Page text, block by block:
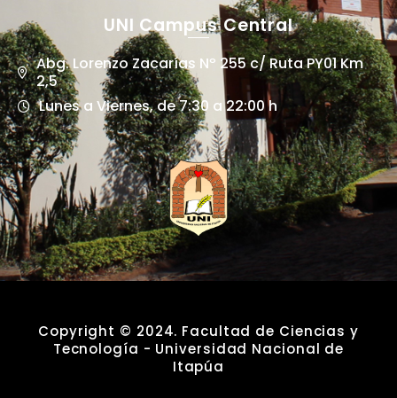
UNI Campus Central
Abg. Lorenzo Zacarías Nº 255 c/ Ruta PY01 Km
2,5
Lunes a Viernes, de 7:30 a 22:00 h
Copyright © 2024. Facultad de Ciencias y
Tecnología - Universidad Nacional de
Itapúa